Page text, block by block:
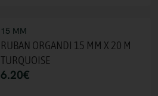
15 MM
RUBAN ORGANDI 15 MM X 20 M
TURQUOISE
6.20€